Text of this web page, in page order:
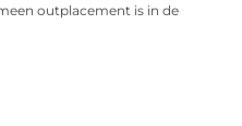
outplacement is in de